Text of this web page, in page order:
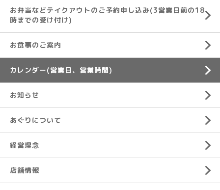
お弁当などテイクアウトのご予約申し込み(3営業日前の18
時までの受け付け)
お食事のご案内
カレンダー(営業日、営業時間)
お知らせ
あぐりについて
経営理念
店舗情報